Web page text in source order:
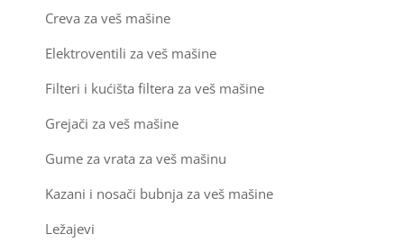
Creva za veš mašine
Elektroventili za veš mašine
Filteri i kućišta filtera za veš mašine
Grejači za veš mašine
Gume za vrata za veš mašinu
Kazani i nosači bubnja za veš mašine
Ležajevi